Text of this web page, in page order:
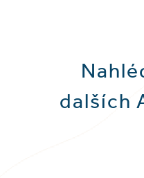
dalších